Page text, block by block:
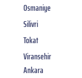
Osmaniye
Silivri
Tokat
Viransehir
Ankara